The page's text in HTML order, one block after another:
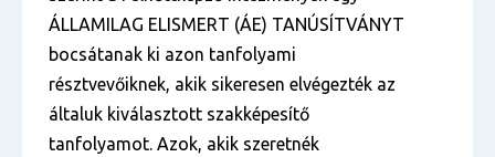
ÁLLAMILAG ELISMERT (ÁE) TANÚSÍTVÁNYT
bocsátanak ki azon tanfolyami
résztvevőiknek, akik sikeresen elvégezték az
általuk kiválasztott szakképesítő
tanfolyamot. Azok, akik szeretnék